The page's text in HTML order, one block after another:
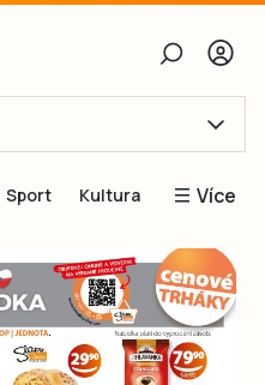
Obnovit heslo
se
Sport Kultura Více
Inspirace
Čtenáři píší
Speciální přílohy